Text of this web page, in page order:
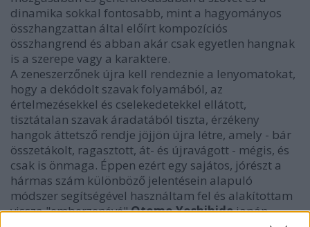
dinamika sokkal fontosabb, mint a hagyományos
összhangzattan által előírt kompozíciós
összhangrend és abban akár csak egyetlen hangnak
is a szerepe vagy a karaktere.
A zeneszerzőnek újra kell rendeznie a lenyomatokat,
hogy a dekódolt szavak folyamából, az
értelmezésekkel és cselekedetekkel ellátott,
tisztátalan szavak áradatából tiszta, érzékeny
hangok áttetsző rendje jöjjön újra létre, amely - bár
összetákolt, ragasztott, át- és újravágott - mégis, és
csak is önmaga. Éppen ezért egy sajátos, jórészt a
hármas szám különböző jelentésein alapuló
módszer segítségével használtam fel és alakítottam
vissza "emberzenévé"Otomo Yoshihidejapán